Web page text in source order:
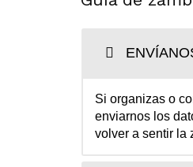
Si organizas o
enviarnos los
volver a sentir la